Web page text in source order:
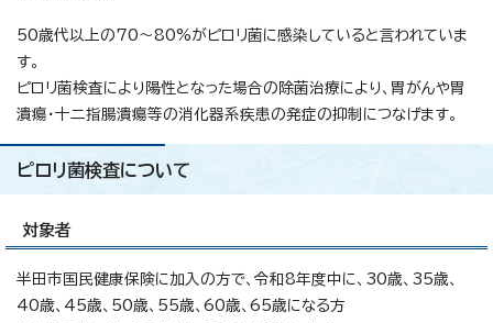
50歳代以上の70～80%がピロリ菌に感染していると言われていま
す。
ピロリ菌検査により陽性となった場合の除菌治療により、胃がんや胃
潰瘍・十二指腸潰瘍等の消化器系疾患の発症の抑制につなげます。
ピロリ菌検査について
対象者
半田市国民健康保険に加入の方で、令和8年度中に、30歳、35歳、
40歳、45歳、50歳、55歳、60歳、65歳になる方